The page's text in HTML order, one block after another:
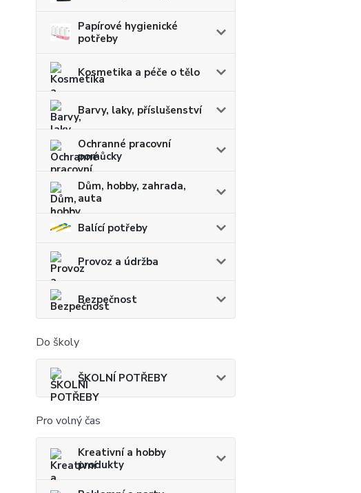
Papírové hygienické
potřeby
Kosmetika a péče o tělo
Barvy, laky, příslušenství
Ochranné pracovní
pomůcky
Dům, hobby, zahrada,
auta
Balící potřeby
Provoz a údržba
Bezpečnost
Do školy
ŠKOLNÍ POTŘEBY
Pro volný čas
Kreativní a hobby
produkty